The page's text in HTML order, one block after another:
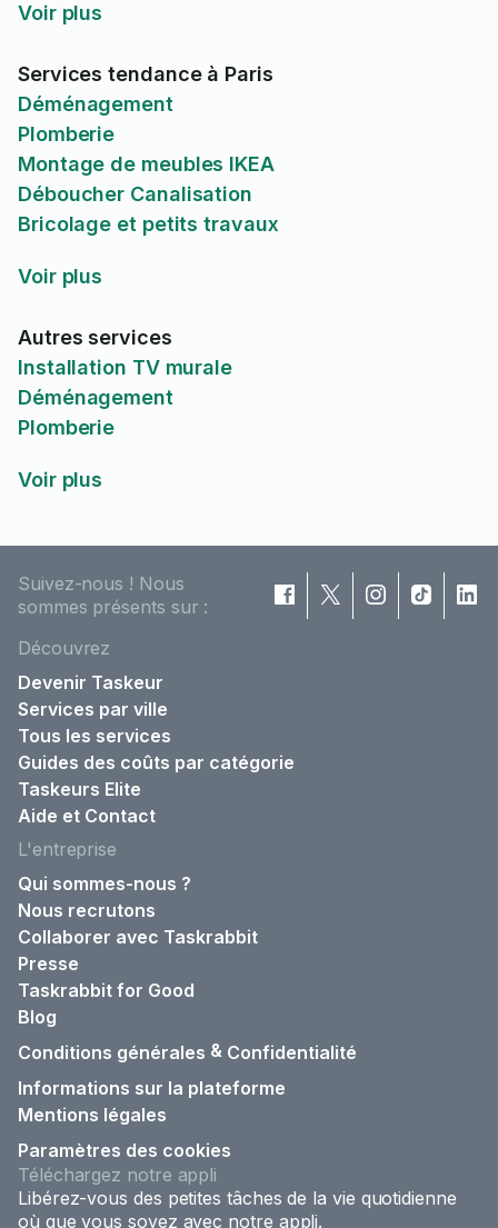
Voir plus
Services tendance à Paris
Déménagement
Plomberie
Montage de meubles IKEA
Déboucher Canalisation
Bricolage et petits travaux
Voir plus
Autres services
Installation TV murale
Déménagement
Plomberie
Voir plus
Suivez-nous ! Nous
sommes présents sur :
Découvrez
Devenir Taskeur
Services par ville
Tous les services
Guides des coûts par catégorie
Taskeurs Elite
Aide et Contact
L'entreprise
Qui sommes-nous ?
Nous recrutons
Collaborer avec Taskrabbit
Presse
Taskrabbit for Good
Blog
Conditions générales & Confidentialité
Informations sur la plateforme
Mentions légales
Paramètres des cookies
Téléchargez notre appli
Libérez-vous des petites tâches de la vie quotidienne
où que vous soyez avec notre appli.